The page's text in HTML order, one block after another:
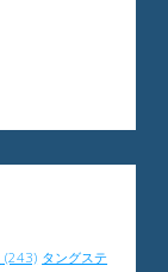
(243) タングステ